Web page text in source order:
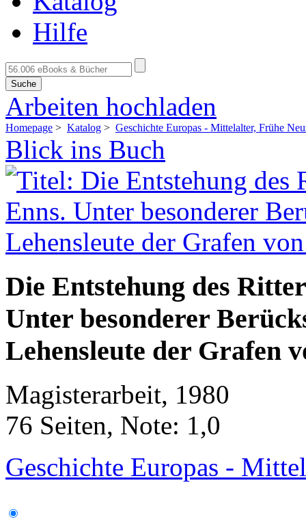
Hilfe
Suche
Arbeiten hochladen
Homepage > Katalog > Geschichte Europas - Mittelalter, Frühe
Blick ins Buch
Die Entstehung des
Unter besonderer
Lehensleute der Grafen
Magisterarbeit, 1980
76 Seiten, Note: 1,0
Geschichte Europas -